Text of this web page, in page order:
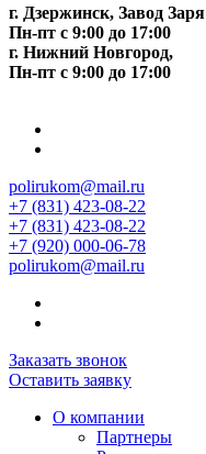
г. Дзержинск, Завод Заря
Пн-пт c 9:00 до 17:00
г. Нижний Новгород,
Пн-пт c 9:00 до 17:00
polirukom@mail.ru
+7 (831) 423-08-22
+7 (831) 423-08-22
+7 (920) 000-06-78
polirukom@mail.ru
Заказать звонок
Оставить заявку
О компании
Партнеры